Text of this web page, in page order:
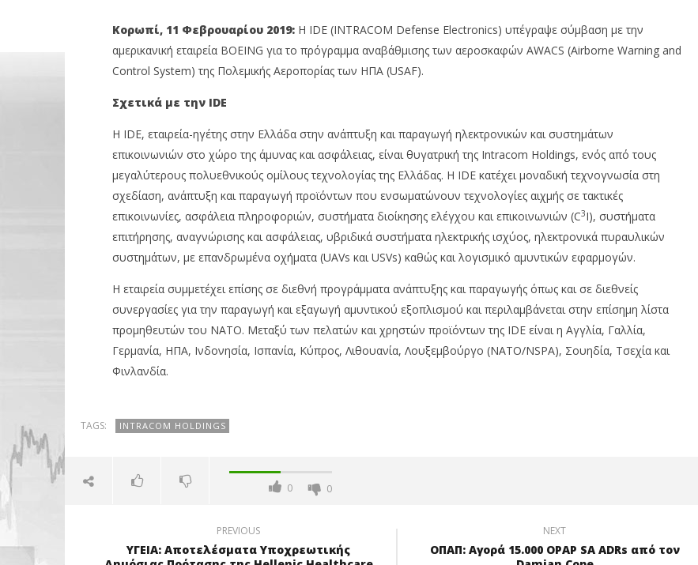
NOW VIEWING
Intracom: Eκσυγχρονισμός
αεροσκαφών awacs των HΠΑ
11/02/2019
pressroom
Με πτώση 0,59%, Cenergy άνοδο
3,21%, Metlen 2,88%, στις 2.608
μον. τζίρο 320 εκ.
11/02/2019
pressroom
Περιφέρεια Αττικής: Αποκτά το
πρώτο Παρατηρητήριο Έργων
11/02/2019
pressroom
Κορωπί, 11 Φεβρουαρίου 2019:Η IDE (INTRACOM Defense Electronics) υπέγραψε σύμβαση με την
αμερικανική εταιρεία BOEING για το πρόγραμμα αναβάθμισης των αεροσκαφών AWACS (Airborne Warning and
Control System) της Πολεμικής Αεροπορίας των ΗΠΑ (USAF).
Σχετικά με την IDE
Η IDE, εταιρεία-ηγέτης στην Ελλάδα στην ανάπτυξη και παραγωγή ηλεκτρονικών και συστημάτων
επικοινωνιών στο χώρο της άμυνας και ασφάλειας, είναι θυγατρική της Intracom Holdings, ενός από τους
μεγαλύτερους πολυεθνικούς ομίλους τεχνολογίας της Ελλάδας. Η IDE κατέχει μοναδική τεχνογνωσία στη
σχεδίαση, ανάπτυξη και παραγωγή προϊόντων που ενσωματώνουν τεχνολογίες αιχμής σε τακτικές
επικοινωνίες, ασφάλεια πληροφοριών, συστήματα διοίκησης ελέγχου και επικοινωνιών (C3I), συστήματα
επιτήρησης, αναγνώρισης και ασφάλειας, υβριδικά συστήματα ηλεκτρικής ισχύος, ηλεκτρονικά πυραυλικών
συστημάτων, με επανδρωμένα οχήματα (UAVs και USVs) καθώς και λογισμικό αμυντικών εφαρμογών.
Η εταιρεία συμμετέχει επίσης σε διεθνή προγράμματα ανάπτυξης και παραγωγής όπως και σε διεθνείς
συνεργασίες για την παραγωγή και εξαγωγή αμυντικού εξοπλισμού και περιλαμβάνεται στην επίσημη λίστα
προμηθευτών του ΝΑΤΟ. Μεταξύ των πελατών και χρηστών προϊόντων της IDE είναι η Αγγλία, Γαλλία,
Γερμανία, ΗΠΑ, Ινδονησία, Ισπανία, Κύπρος, Λιθουανία, Λουξεμβούργο (NATO/NSPA), Σουηδία, Τσεχία και
Φινλανδία.
TAGS: INTRACOM HOLDINGS
0 0
PREVIOUS
ΥΓΕΙΑ: Αποτελέσματα Υποχρεωτικής
NEXT
ΟΠΑΠ: Aγορά 15.000 OPAP SA ADRs από τον